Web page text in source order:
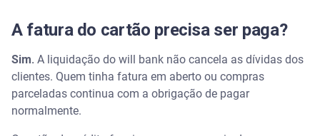
A fatura do cartão precisa ser paga?
Sim. A liquidação do will bank não cancela as dívidas dos
clientes. Quem tinha fatura em aberto ou compras
parceladas continua com a obrigação de pagar
normalmente.